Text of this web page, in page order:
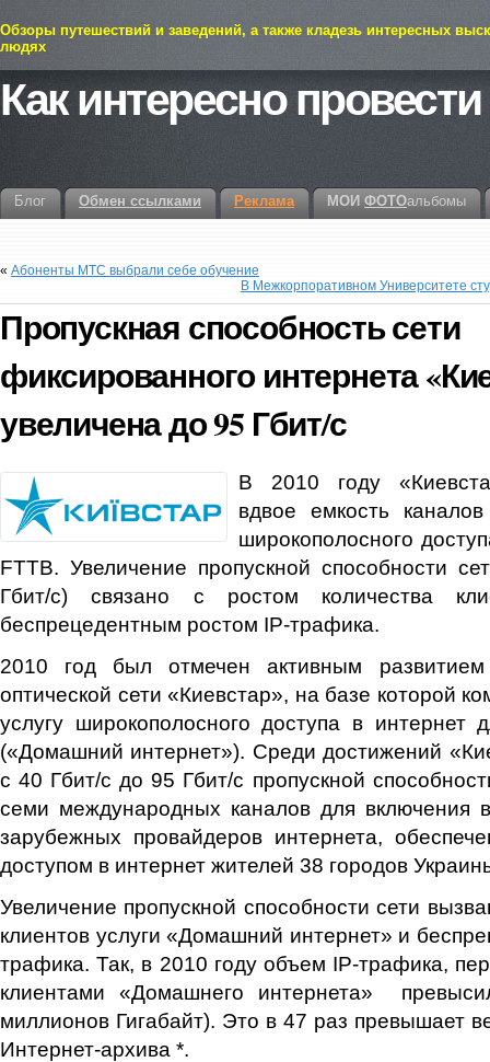
Обзоры путешествий и заведений, а также кладезь интересных
людях
Как интересно
Блог Обмен ссылками Реклама МОИ ФОТОальбомы
« Абоненты МТС выбрали себе обучение
В Межкорпоративном Университете
Пропускная способность сети
фиксированного интернета
увеличена до 95 Гбит/с
В 2010 году
вдвое емкость
широкополосного
FTTB. Увеличение пропускной способности
Гбит/с) связано с ростом количества
беспрецедентным ростом IP-трафика.
2010 год был отмечен активным развитием
оптической сети «Киевстар», на базе которой
услугу широкополосного доступа в интернет
(«Домашний интернет»). Среди достижений
с 40 Гбит/с до 95 Гбит/с пропускной
семи международных каналов для включения
зарубежных провайдеров интернета,
доступом в интернет жителей 38 городов
Увеличение пропускной способности сети
клиентов услуги «Домашний интернет» и
трафика. Так, в 2010 году объем IP-трафика,
клиентами «Домашнего интернета»
миллионов Гигабайт). Это в 47 раз превышает
Интернет-архива *.